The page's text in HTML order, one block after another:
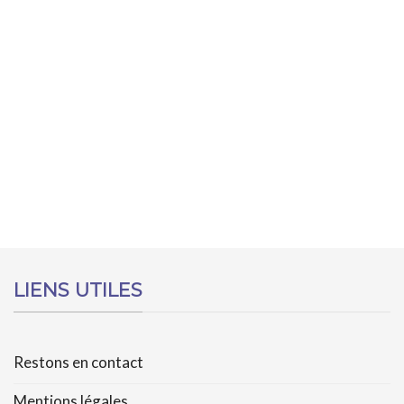
LIENS UTILES
Restons en contact